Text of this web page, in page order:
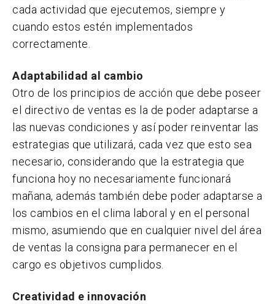
cada actividad que ejecutemos, siempre y
cuando estos estén implementados
correctamente.
Adaptabilidad al cambio
Otro de los principios de acción que debe poseer
el directivo de ventas es la de poder adaptarse a
las nuevas condiciones y así poder reinventar las
estrategias que utilizará, cada vez que esto sea
necesario, considerando que la estrategia que
funciona hoy no necesariamente funcionará
mañana, además también debe poder adaptarse a
los cambios en el clima laboral y en el personal
mismo, asumiendo que en cualquier nivel del área
de ventas la consigna para permanecer en el
cargo es objetivos cumplidos.
Creatividad e innovación